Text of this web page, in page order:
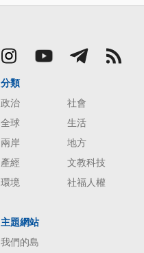
分類
政治
社會
全球
生活
兩岸
地方
產經
文教科技
環境
社福人權
主題網站
我們的島